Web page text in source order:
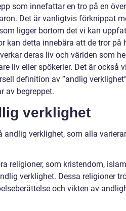
som innefattar en tro på en
Det är vanligtvis förknippat
ligger bortom det vi kan
kan detta innebära att de tror på
deras liv och världen som
liv eller spökerier. Det är också
definition av ”andlig
av begreppet.
verklighet
verklighet, som alla
religioner, som kristendom,
verklighet. Dessa religioner
och vikten av